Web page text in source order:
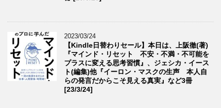
2023/03/24
【Kindle日替わりセール】本日は、上阪徹(著)
『マインド・リセット 不安・不満・不可能を
プラスに変える思考習慣』、ジェシカ・イース
ト(編集)他『イーロン・マスクの生声 本人自
らの発言だからこそ見える真実』など3冊
[23/3/24]